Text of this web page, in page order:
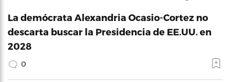
La demócrata Alexandria Ocasio-Cortez no
descarta buscar la Presidencia de EE.UU. en
2028
0